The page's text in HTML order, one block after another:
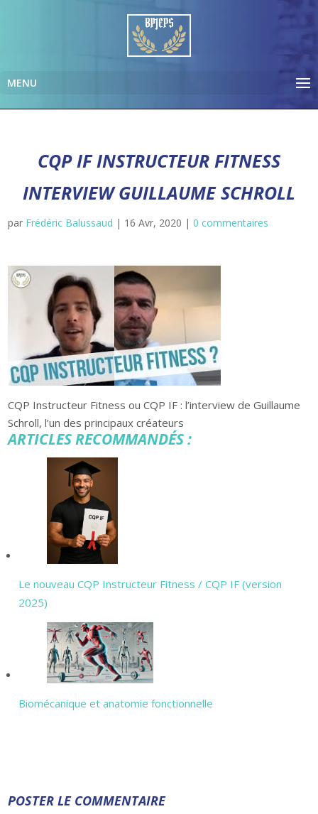
CQP IF INSTRUCTEUR FITNESS
INTERVIEW GUILLAUME SCHROLL
par Frédéric Balussaud | 16 Avr, 2020 |0 commentaires
CQP Instructeur Fitness ou CQP IF : l’interview de Guillaume
Schroll, l’un des principaux créateurs
ARTICLES RECOMMANDÉS :
Le nouveau CQP Instructeur Fitness / CQP IF (version
2025)
Biomécanique et anatomie fonctionnelle
POSTER LE COMMENTAIRE